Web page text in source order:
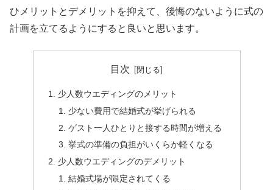
ひメリットとデメリットを抑えて、後悔のないように式の
計画を立てるようにすると良いと思います。
目次
少人数ウエディングのメリット
少ない費用で結婚式が挙げられる
ゲスト一人ひとりと接する時間が増える
挙式の準備の負担がいくらか軽くなる
少人数ウエディングのデメリット
結婚式場が限定されてくる